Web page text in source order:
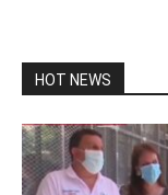
HOT NEWS